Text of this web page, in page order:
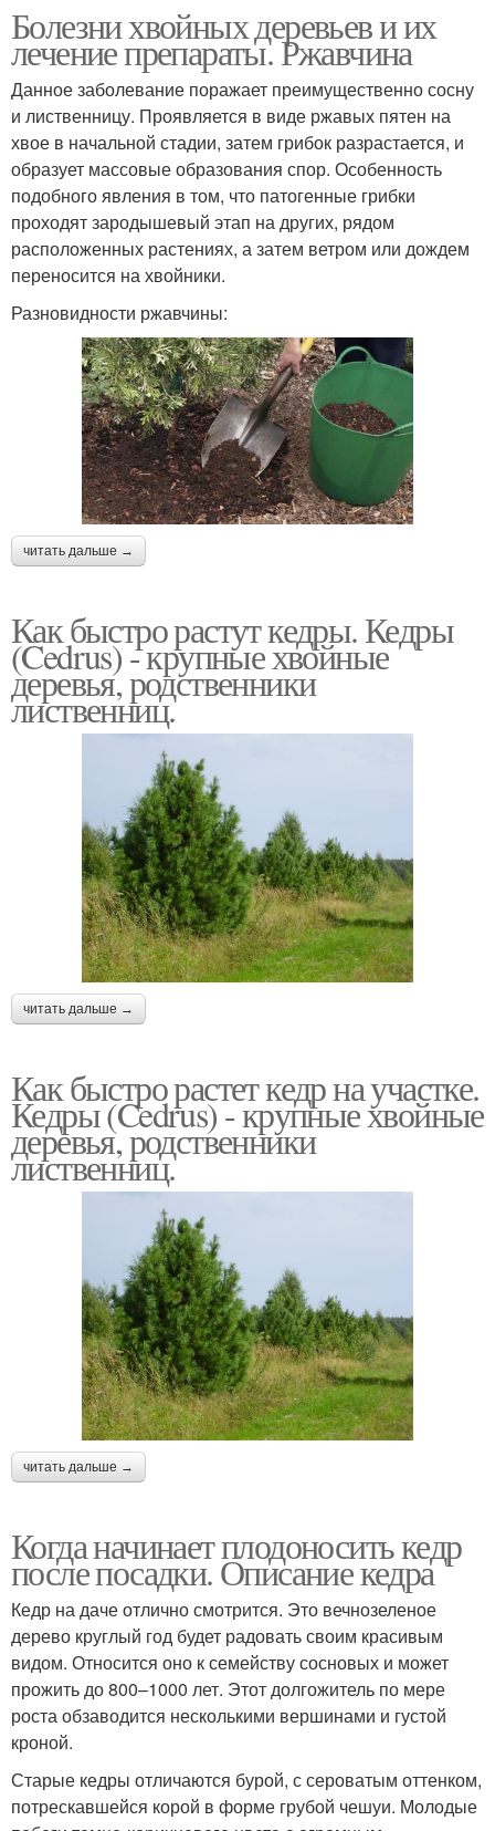
Болезни хвойных деревьев и их
лечение препараты. Ржавчина
Данное заболевание поражает преимущественно сосну
и лиственницу. Проявляется в виде ржавых пятен на
хвое в начальной стадии, затем грибок разрастается, и
образует массовые образования спор. Особенность
подобного явления в том, что патогенные грибки
проходят зародышевый этап на других, рядом
расположенных растениях, а затем ветром или дождем
переносится на хвойники.
Разновидности ржавчины:
читать дальше →
Как быстро растут кедры. Кедры
(Cedrus) - крупные хвойные
деревья, родственники
лиственниц.
читать дальше →
Как быстро растет кедр на участке.
Кедры (Cedrus) - крупные хвойные
деревья, родственники
лиственниц.
читать дальше →
Когда начинает плодоносить кедр
после посадки. Описание кедра
Кедр на даче отлично смотрится. Это вечнозеленое
дерево круглый год будет радовать своим красивым
видом. Относится оно к семейству сосновых и может
прожить до 800–1000 лет. Этот долгожитель по мере
роста обзаводится несколькими вершинами и густой
кроной.
Старые кедры отличаются бурой, с сероватым оттенком,
потрескавшейся корой в форме грубой чешуи. Молодые